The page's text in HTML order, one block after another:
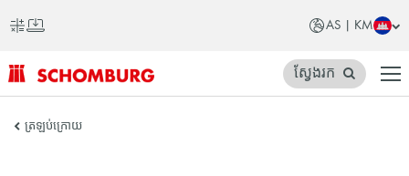
AS | KM
SCHOMBURG
ស្វែងរក
ត្រឡប់ក្រោយ